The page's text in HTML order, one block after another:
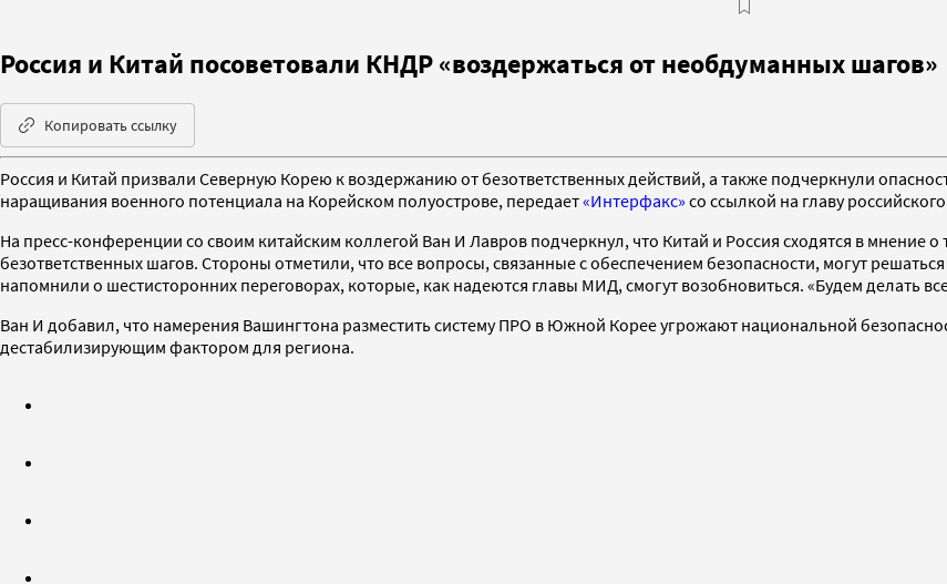
Россия и Китай посоветовали КНДР «воздержаться от необдуманных шагов»
Копировать ссылку
Россия и Китай призвали Северную Корею к воздержанию от безответственных действий, а также подчеркнули
наращивания военного потенциала на Корейском полуострове, передает«Интерфакс» со ссылкой на главу
На пресс-конференции со своим китайским коллегой Ван И Лавров подчеркнул, что Китай и Россия сходятся в мнение
безответственных шагов. Стороны отметили, что все вопросы, связанные с обеспечением безопасности, могут
напомнили о шестисторонних переговорах, которые, как надеются главы МИД, смогут возобновиться. «Будем делать
Ван И добавил, что намерения Вашингтона разместить систему ПРО в Южной Корее угрожают национальной
дестабилизирующим фактором для региона.